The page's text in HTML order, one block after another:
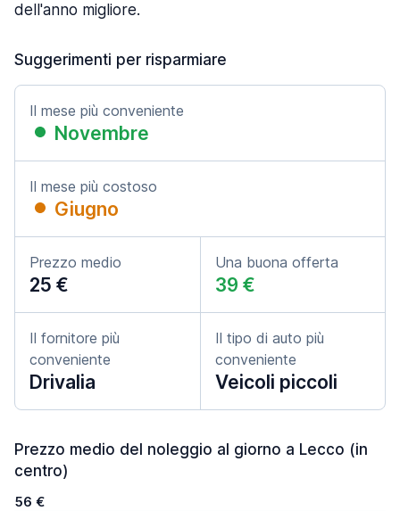
dell'anno migliore.
Suggerimenti per risparmiare
Il mese più conveniente
Novembre
Il mese più costoso
Giugno
Prezzo medio
25 €
Una buona offerta
39 €
Il fornitore più
conveniente
Drivalia
Il tipo di auto più
conveniente
Veicoli piccoli
Prezzo medio del noleggio al giorno a Lecco (in
centro)
56 €